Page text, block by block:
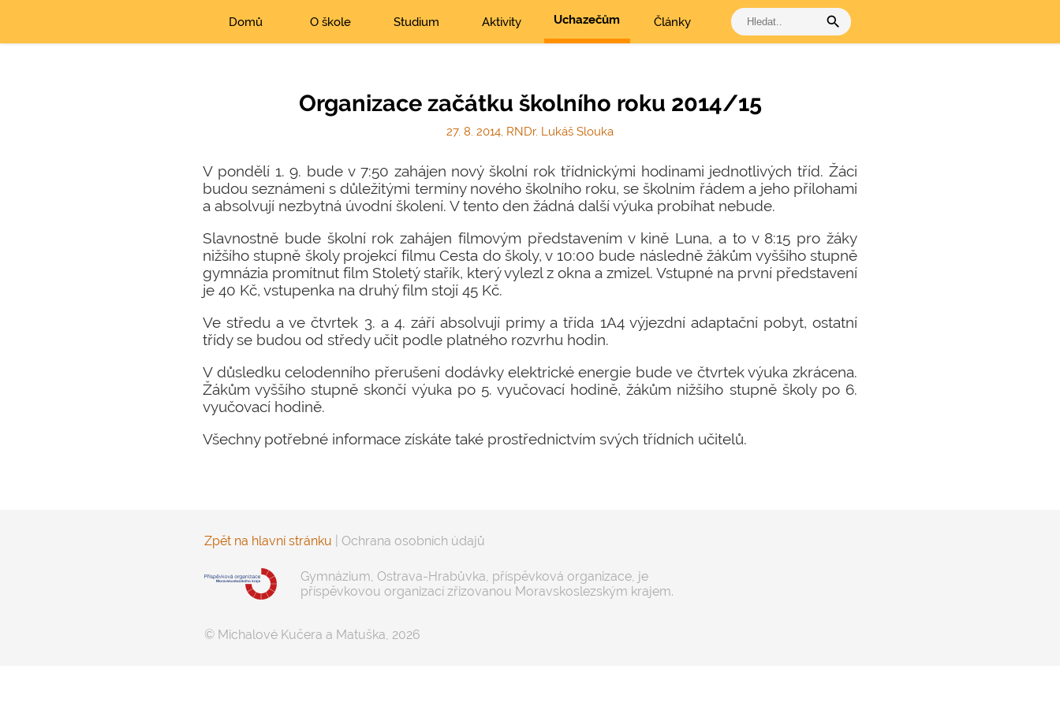
Domů O škole Studium Aktivity Uchazečům Články search
Organizace začátku školního roku 2014/15
27. 8. 2014, RNDr. Lukáš Slouka
V pondělí 1. 9. bude v 7:50 zahájen nový školní rok třídnickými hodinami jednotlivých tříd. Žáci
budou seznámeni s důležitými termíny nového školního roku, se školním řádem a jeho přílohami
a absolvují nezbytná úvodní školení. V tento den žádná další výuka probíhat nebude.
Slavnostně bude školní rok zahájen filmovým představením v kině Luna, a to v 8:15 pro žáky
nižšího stupně školy projekcí filmu Cesta do školy, v 10:00 bude následně žákům vyššího stupně
gymnázia promítnut film Stoletý stařík, který vylezl z okna a zmizel. Vstupné na první představení
je 40 Kč, vstupenka na druhý film stojí 45 Kč.
Ve středu a ve čtvrtek 3. a 4. září absolvují primy a třída 1A4 výjezdní adaptační pobyt, ostatní
třídy se budou od středy učit podle platného rozvrhu hodin.
V důsledku celodenního přerušení dodávky elektrické energie bude ve čtvrtek výuka zkrácena.
Žákům vyššího stupně skončí výuka po 5. vyučovací hodině, žákům nižšího stupně školy po 6.
vyučovací hodině.
Všechny potřebné informace získáte také prostřednictvím svých třídních učitelů.
Zpět na hlavní stránku Ochrana osobních údajů
Gymnázium, Ostrava-Hrabůvka, příspěvková organizace, je
příspěvkovou organizací zřizovanou Moravskoslezským krajem.
© Michalové Kučera a Matuška, 2026